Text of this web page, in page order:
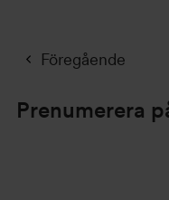
Föregående
Prenumerera